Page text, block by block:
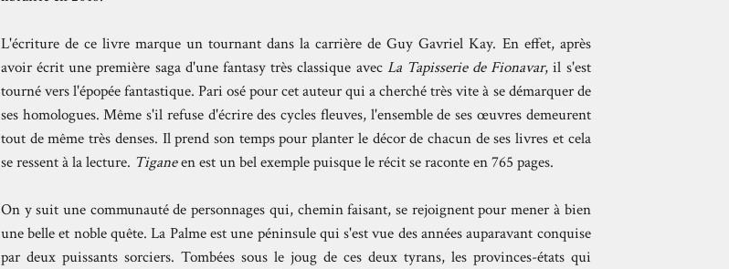
L'écriture de ce livre marque un tournant dans la carrière de Guy Gavriel Kay. En effet, après
avoir écrit une première saga d'une fantasy très classique avec La Tapisserie de Fionavar, il s'est
tourné vers l'épopée fantastique. Pari osé pour cet auteur qui a cherché très vite à se démarquer de
ses homologues. Même s'il refuse d'écrire des cycles fleuves, l'ensemble de ses œuvres demeurent
tout de même très denses. Il prend son temps pour planter le décor de chacun de ses livres et cela
se ressent à la lecture. Tiganeen est un bel exemple puisque le récit se raconte en 765 pages.
On y suit une communauté de personnages qui, chemin faisant, se rejoignent pour mener à bien
une belle et noble quête. La Palme est une péninsule qui s'est vue des années auparavant conquise
par deux puissants sorciers. Tombées sous le joug de ces deux tyrans, les provinces-états qui